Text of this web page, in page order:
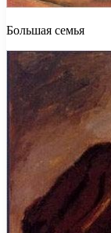
Большая семья